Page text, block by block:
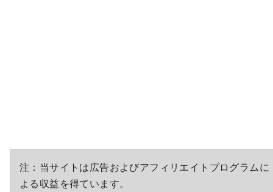
注：当サイトは広告およびアフィリエイトプログラムに
よる収益を得ています。